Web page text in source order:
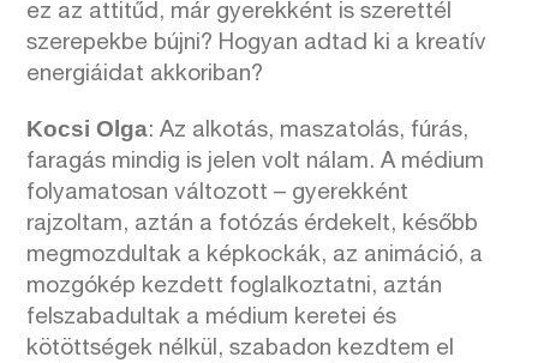
ez az attitűd, már gyerekként is szerettél
szerepekbe bújni? Hogyan adtad ki a kreatív
energiáidat akkoriban?
Kocsi Olga: Az alkotás, maszatolás, fúrás,
faragás mindig is jelen volt nálam. A médium
folyamatosan változott – gyerekként
rajzoltam, aztán a fotózás érdekelt, később
megmozdultak a képkockák, az animáció, a
mozgókép kezdett foglalkoztatni, aztán
felszabadultak a médium keretei és
kötöttségek nélkül, szabadon kezdtem el